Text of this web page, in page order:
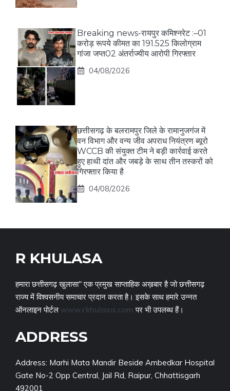
Breaking news-रायपुर कमिश्नरेट :–01
करोड़ रूपये कीमत का 191.525 किलोग्राम
गांजा जप्त02 अंतर्राज्यीय आरोपी गिरफ्तार
04/08/2026
छत्तीसगढ़ के बलरामपुर जिले के रामानुजगंज में
वन विभाग और वन्य जीव अपराध नियंत्रण ब्यूरो
WCCB की संयुक्त टीम ने बड़ी कार्रवाई करते
हुए हाथी दांत और जबड़े के साथ तीन तस्करों को
गिरफ्तार किया है
04/08/2026
R KHULASA
हमारा छत्तीसगढ़ खुलासा" एक प्रमुख साप्ताहिक अख़बार है जो छत्तीसगढ़
राज्य में विश्वसनीय समाचार प्रदान करता है। इसके साथ हमारे उन्नत
ऑनलाइन पोर्टल www.rkhulasa.com पर भी उपलब्ध हैं।
ADDRESS
Address: Marhi Mata Mandir Beside Ambedkar Hospital
Gate No-2 Opp Central, Jail Rd, Raipur, Chhattisgarh
492001